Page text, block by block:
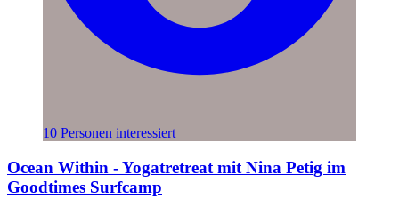
10 Personen interessiert
Ocean Within - Yogatretreat mit Nina Petig im
Goodtimes Surfcamp